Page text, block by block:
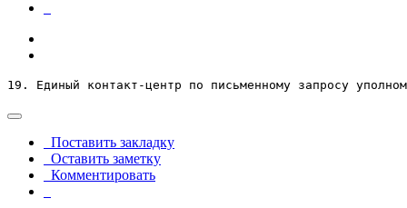
19. Единый контакт-центр по письменному запросу
Поставить закладку
Оставить заметку
Комментировать